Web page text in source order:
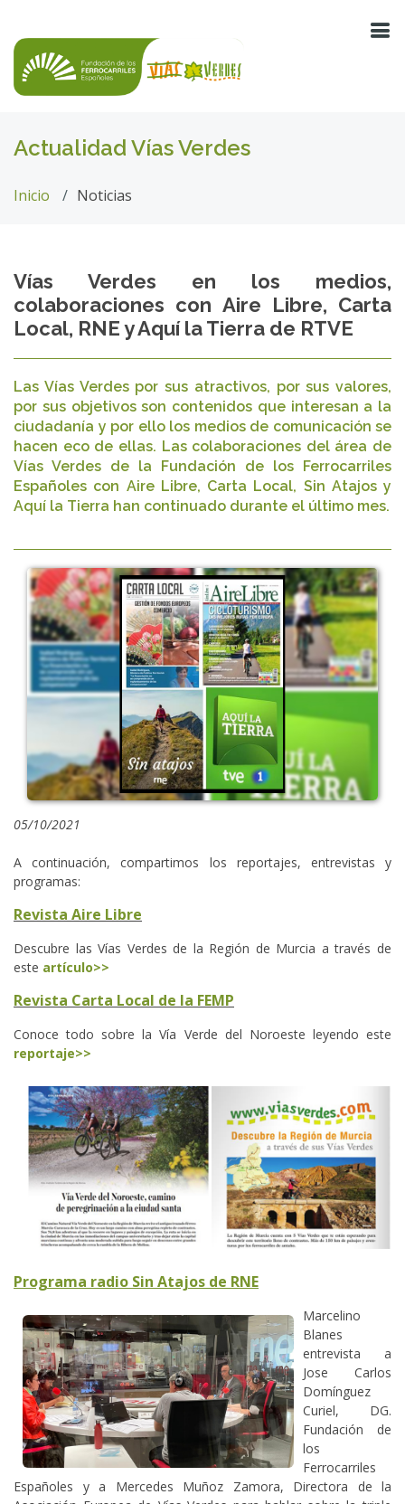
Actualidad Vías Verdes
Inicio Noticias
Vías Verdes en los medios,
colaboraciones con Aire Libre, Carta
Local, RNE y Aquí la Tierra de RTVE
Las Vías Verdes por sus atractivos, por sus valores,
por sus objetivos son contenidos que interesan a la
ciudadanía y por ello los medios de comunicación se
hacen eco de ellas. Las colaboraciones del área de
Vías Verdes de la Fundación de los Ferrocarriles
Españoles con Aire Libre, Carta Local, Sin Atajos y
Aquí la Tierra han continuado durante el último mes.
05/10/2021
A continuación, compartimos los reportajes, entrevistas y
programas:
Revista Aire Libre
Descubre las Vías Verdes de la Región de Murcia a través de
este artículo>>
Revista Carta Local de la FEMP
Conoce todo sobre la Vía Verde del Noroeste leyendo este
reportaje>>
Programa radio Sin Atajos de RNE
Marcelino
Blanes
entrevista a
Jose Carlos
Domínguez
Curiel, DG.
Fundación de
los
Ferrocarriles
Españoles y a Mercedes Muñoz Zamora, Directora de la